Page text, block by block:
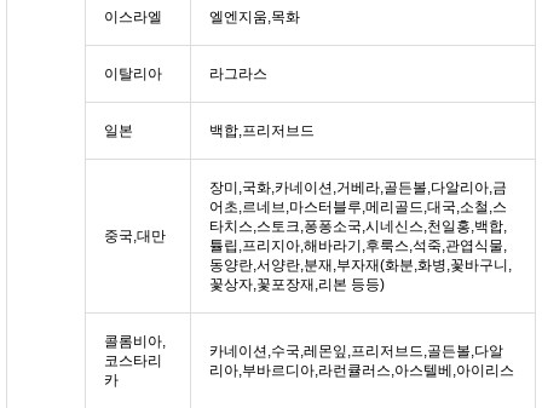
이스라엘 엘엔지움,목화
이탈리아 라그라스
일본 백합,프리저브드
중국,대만
장미,국화,카네이션,거베라,골든볼,다알리아,금
어초,르네브,마스터블루,메리골드,대국,소철,스
타치스,스토크,퐁퐁소국,시네신스,천일홍,백합,
튤립,프리지아,해바라기,후룩스,석죽,관엽식물,
동양란,서양란,분재,부자재(화분,화병,꽃바구니,
꽃상자,꽃포장재,리본 등등)
콜롬비아,
코스타리
카
카네이션,수국,레몬잎,프리저브드,골든볼,다알
리아,부바르디아,라런큘러스,아스텔베,아이리스